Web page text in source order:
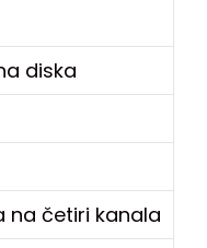
diska
na četiri kanala